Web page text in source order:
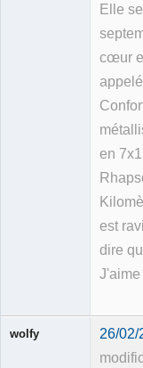
Elle
cœur
en
est
dire
J'aime
wolfy 26/02/